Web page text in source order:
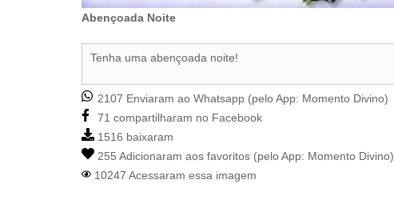
Abençoada Noite
Tenha uma abençoada noite!
2107 Enviaram ao Whatsapp (pelo App: Momento Divino)
71 compartilharam no Facebook
1516 baixaram
255 Adicionaram aos favoritos (pelo App: Momento Divino)
10247 Acessaram essa imagem